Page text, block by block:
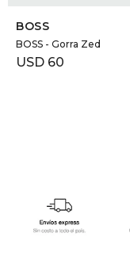
BOSS
BOSS - Gorra Zed
USD 60